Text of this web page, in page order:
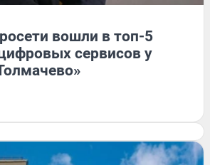
вошли в топ-5
сервисов у